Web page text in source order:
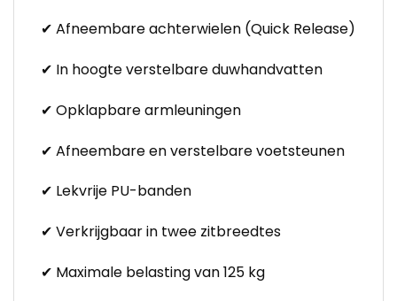
✔ Afneembare achterwielen (Quick Release)
✔ In hoogte verstelbare duwhandvatten
✔ Opklapbare armleuningen
✔ Afneembare en verstelbare voetsteunen
✔ Lekvrije PU-banden
✔ Verkrijgbaar in twee zitbreedtes
✔ Maximale belasting van 125 kg